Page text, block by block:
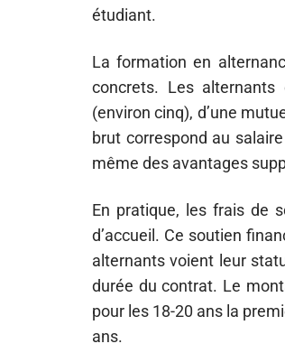
étudiant.
La formation en
concrets. Les
(environ cinq), d’une
brut correspond au
même des avantages
En pratique, les frais de
d’accueil. Ce soutien
alternants voient leur
durée du contrat. Le
pour les 18-20 ans la
ans.